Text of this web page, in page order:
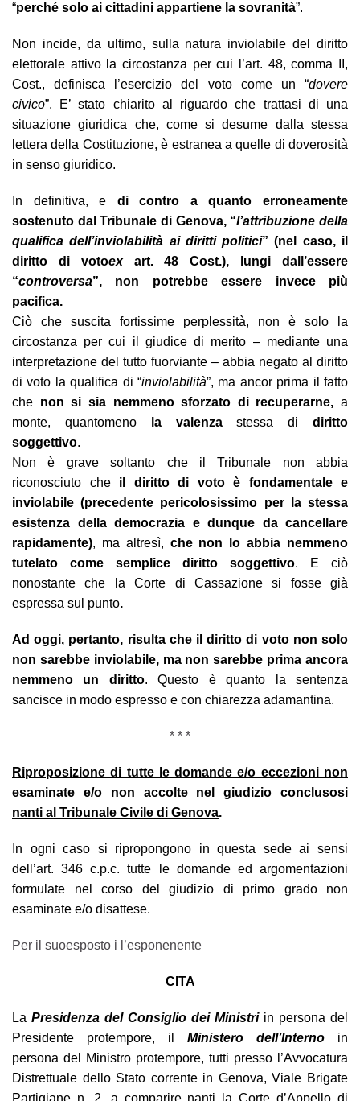
“perché solo ai cittadini appartiene la sovranità”.
Non incide, da ultimo, sulla natura inviolabile del diritto
elettorale attivo la circostanza per cui l’art. 48, comma II,
Cost., definisca l’esercizio del voto come un “dovere
civico”. E’ stato chiarito al riguardo che trattasi di una
situazione giuridica che, come si desume dalla stessa
lettera della Costituzione, è estranea a quelle di doverosità
in senso giuridico.
In definitiva, e di contro a quanto erroneamente
sostenuto dal Tribunale di Genova, “l’attribuzione della
qualifica dell’inviolabilità ai diritti politici” (nel caso, il
diritto di votoexart. 48 Cost.), lungi dall’essere
“controversa”, non potrebbe essere invece più
pacifica.
Ciò che suscita fortissime perplessità, non è solo la
circostanza per cui il giudice di merito – mediante una
interpretazione del tutto fuorviante – abbia negato al diritto
di voto la qualifica di “inviolabilità”, ma ancor prima il fatto
che non si sia nemmeno sforzato di recuperarne, a
monte, quantomeno
la valenzastessa didiritto
soggettivo.
Non è grave soltanto che il Tribunale non abbia
riconosciuto che il diritto di voto è fondamentale e
inviolabile (precedente pericolosissimo per la stessa
esistenza della democrazia e dunque da cancellare
rapidamente), ma altresì, che non lo abbia nemmeno
tutelato come semplice diritto soggettivo. E ciò
nonostante che la Corte di Cassazione si fosse già
espressa sul punto.
Ad oggi, pertanto, risulta che il diritto di voto non solo
non sarebbe inviolabile, ma non sarebbe prima ancora
nemmeno un diritto. Questo è quanto la sentenza
sancisce in modo espresso e con chiarezza adamantina.
* * *
Riproposizione di tutte le domande e/o eccezioni non
esaminate e/o non accolte nel giudizio conclusosi
nanti al Tribunale Civile di Genova.
In ogni caso si ripropongono in questa sede ai sensi
dell’art. 346 c.p.c. tutte le domande ed argomentazioni
formulate nel corso del giudizio di primo grado non
esaminate e/o disattese.
Per il suoesposto i l’esponenente
CITA
La Presidenza del Consiglio dei Ministriin persona del
Presidente protempore, il Ministero dell’Interno in
persona del Ministro protempore, tutti presso l’Avvocatura
Distrettuale dello Stato corrente in Genova, Viale Brigate